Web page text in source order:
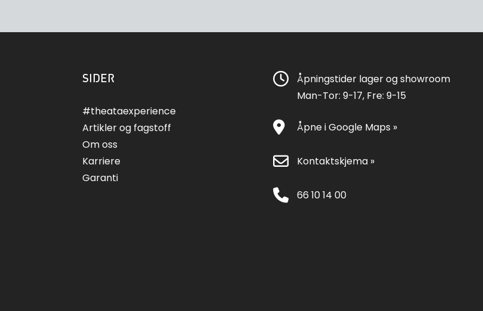
SIDER
#theataexperience
Artikler og fagstoff
Om oss
Karriere
Garanti
Åpningstider lager og showroom
Man-Tor: 9-17, Fre: 9-15
Åpne i Google Maps »
Kontaktskjema »
66 10 14 00